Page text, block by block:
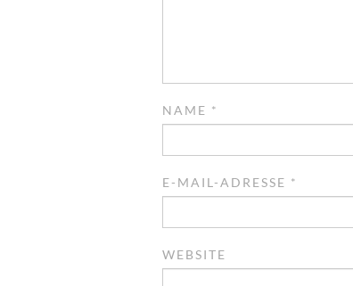
NAME *
E-MAIL-ADRESSE *
WEBSITE